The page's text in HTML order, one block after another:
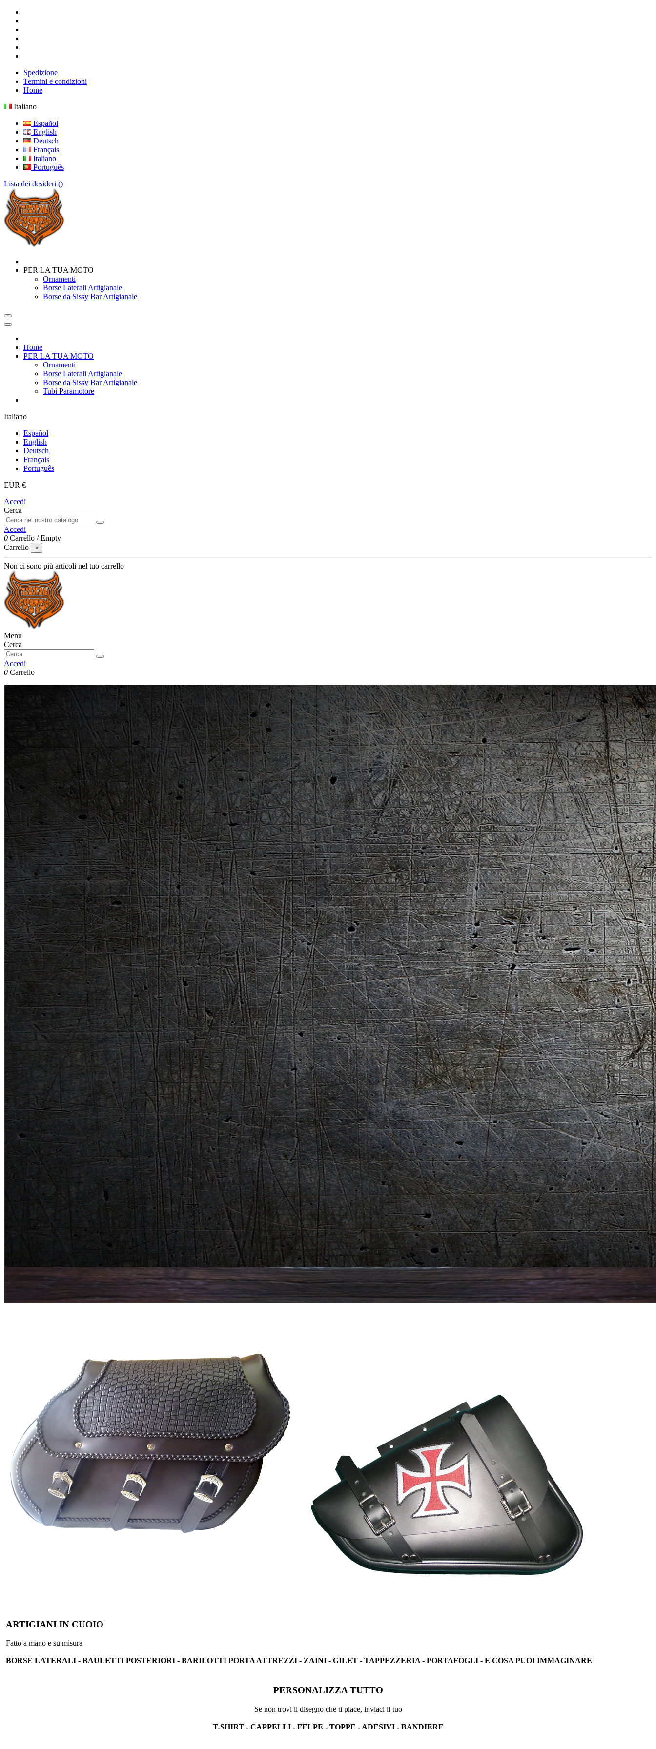
Spedizione
Termini e condizioni
Home
Italiano
Español
English
Deutsch
Français
Italiano
Português
Lista dei desideri ()
PER LA TUA MOTO
Ornamenti
Borse Laterali Artigianale
Borse da Sissy Bar Artigianale
Home
PER LA TUA MOTO
Ornamenti
Borse Laterali Artigianale
Borse da Sissy Bar Artigianale
Tubi Paramotore
Italiano
Español
English
Deutsch
Français
Português
EUR €
Accedi
Cerca
Accedi
0 Carrello /Empty
Carrello
×
Non ci sono più articoli nel tuo carrello
Menu
Cerca
Accedi
0 Carrello
ARTIGIANI IN CUOIO
Fatto a mano e su misura
BORSE LATERALI - BAULETTI POSTERIORI - BARILOTTI PORTA ATTREZZI - ZAINI - GILET - TAPPEZZERIA - PORTAFOGLI - E COSA PUOI IMMAGINARE
PERSONALIZZA TUTTO
Se non trovi il disegno che ti piace, inviaci il tuo
T-SHIRT - CAPPELLI - FELPE - TOPPE - ADESIVI - BANDIERE